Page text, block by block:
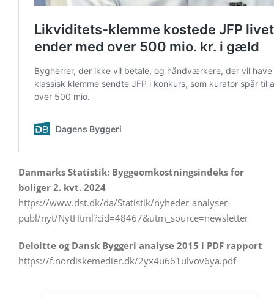
Danmarks Statistik: Byggeomkostningsindeks for
boliger 2. kvt. 2024
https://www.dst.dk/da/Statistik/nyheder-analyser-
publ/nyt/NytHtml?cid=48467&utm_source=newsletter
Deloitte og Dansk Byggeri analyse 2015 i PDF rapport
https://f.nordiskemedier.dk/2yx4u661ulvov6ya.pdf